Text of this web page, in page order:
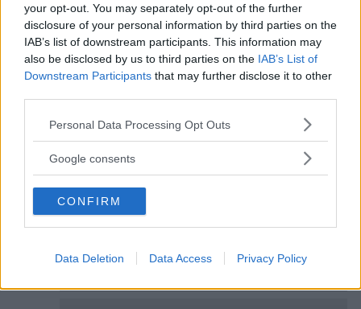
your opt-out. You may separately opt-out of the further
disclosure of your personal information by third parties on the
IAB’s list of downstream participants. This information may
also be disclosed by us to third parties on the IAB’s List of
Downstream Participants that may further disclose it to other
Please note that this website/app uses one or more Google
not limited to your visit or usage behaviour. You may click to
use your data for below specified purposes in below Google
consent section.
Personal Data Processing Opt Outs
Google consents
CONFIRM
Data Deletion Data Access Privacy Policy
Paola Antonello
detto:
24 Luglio 2013 alle 11:13
Nel raccoglimento
della derivata
parziale di x hai
raccolto x+2x^2?? Tu
(x+2)??